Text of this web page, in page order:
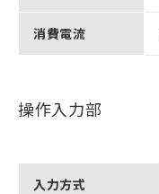
消費電流
操作入力部
入力方式